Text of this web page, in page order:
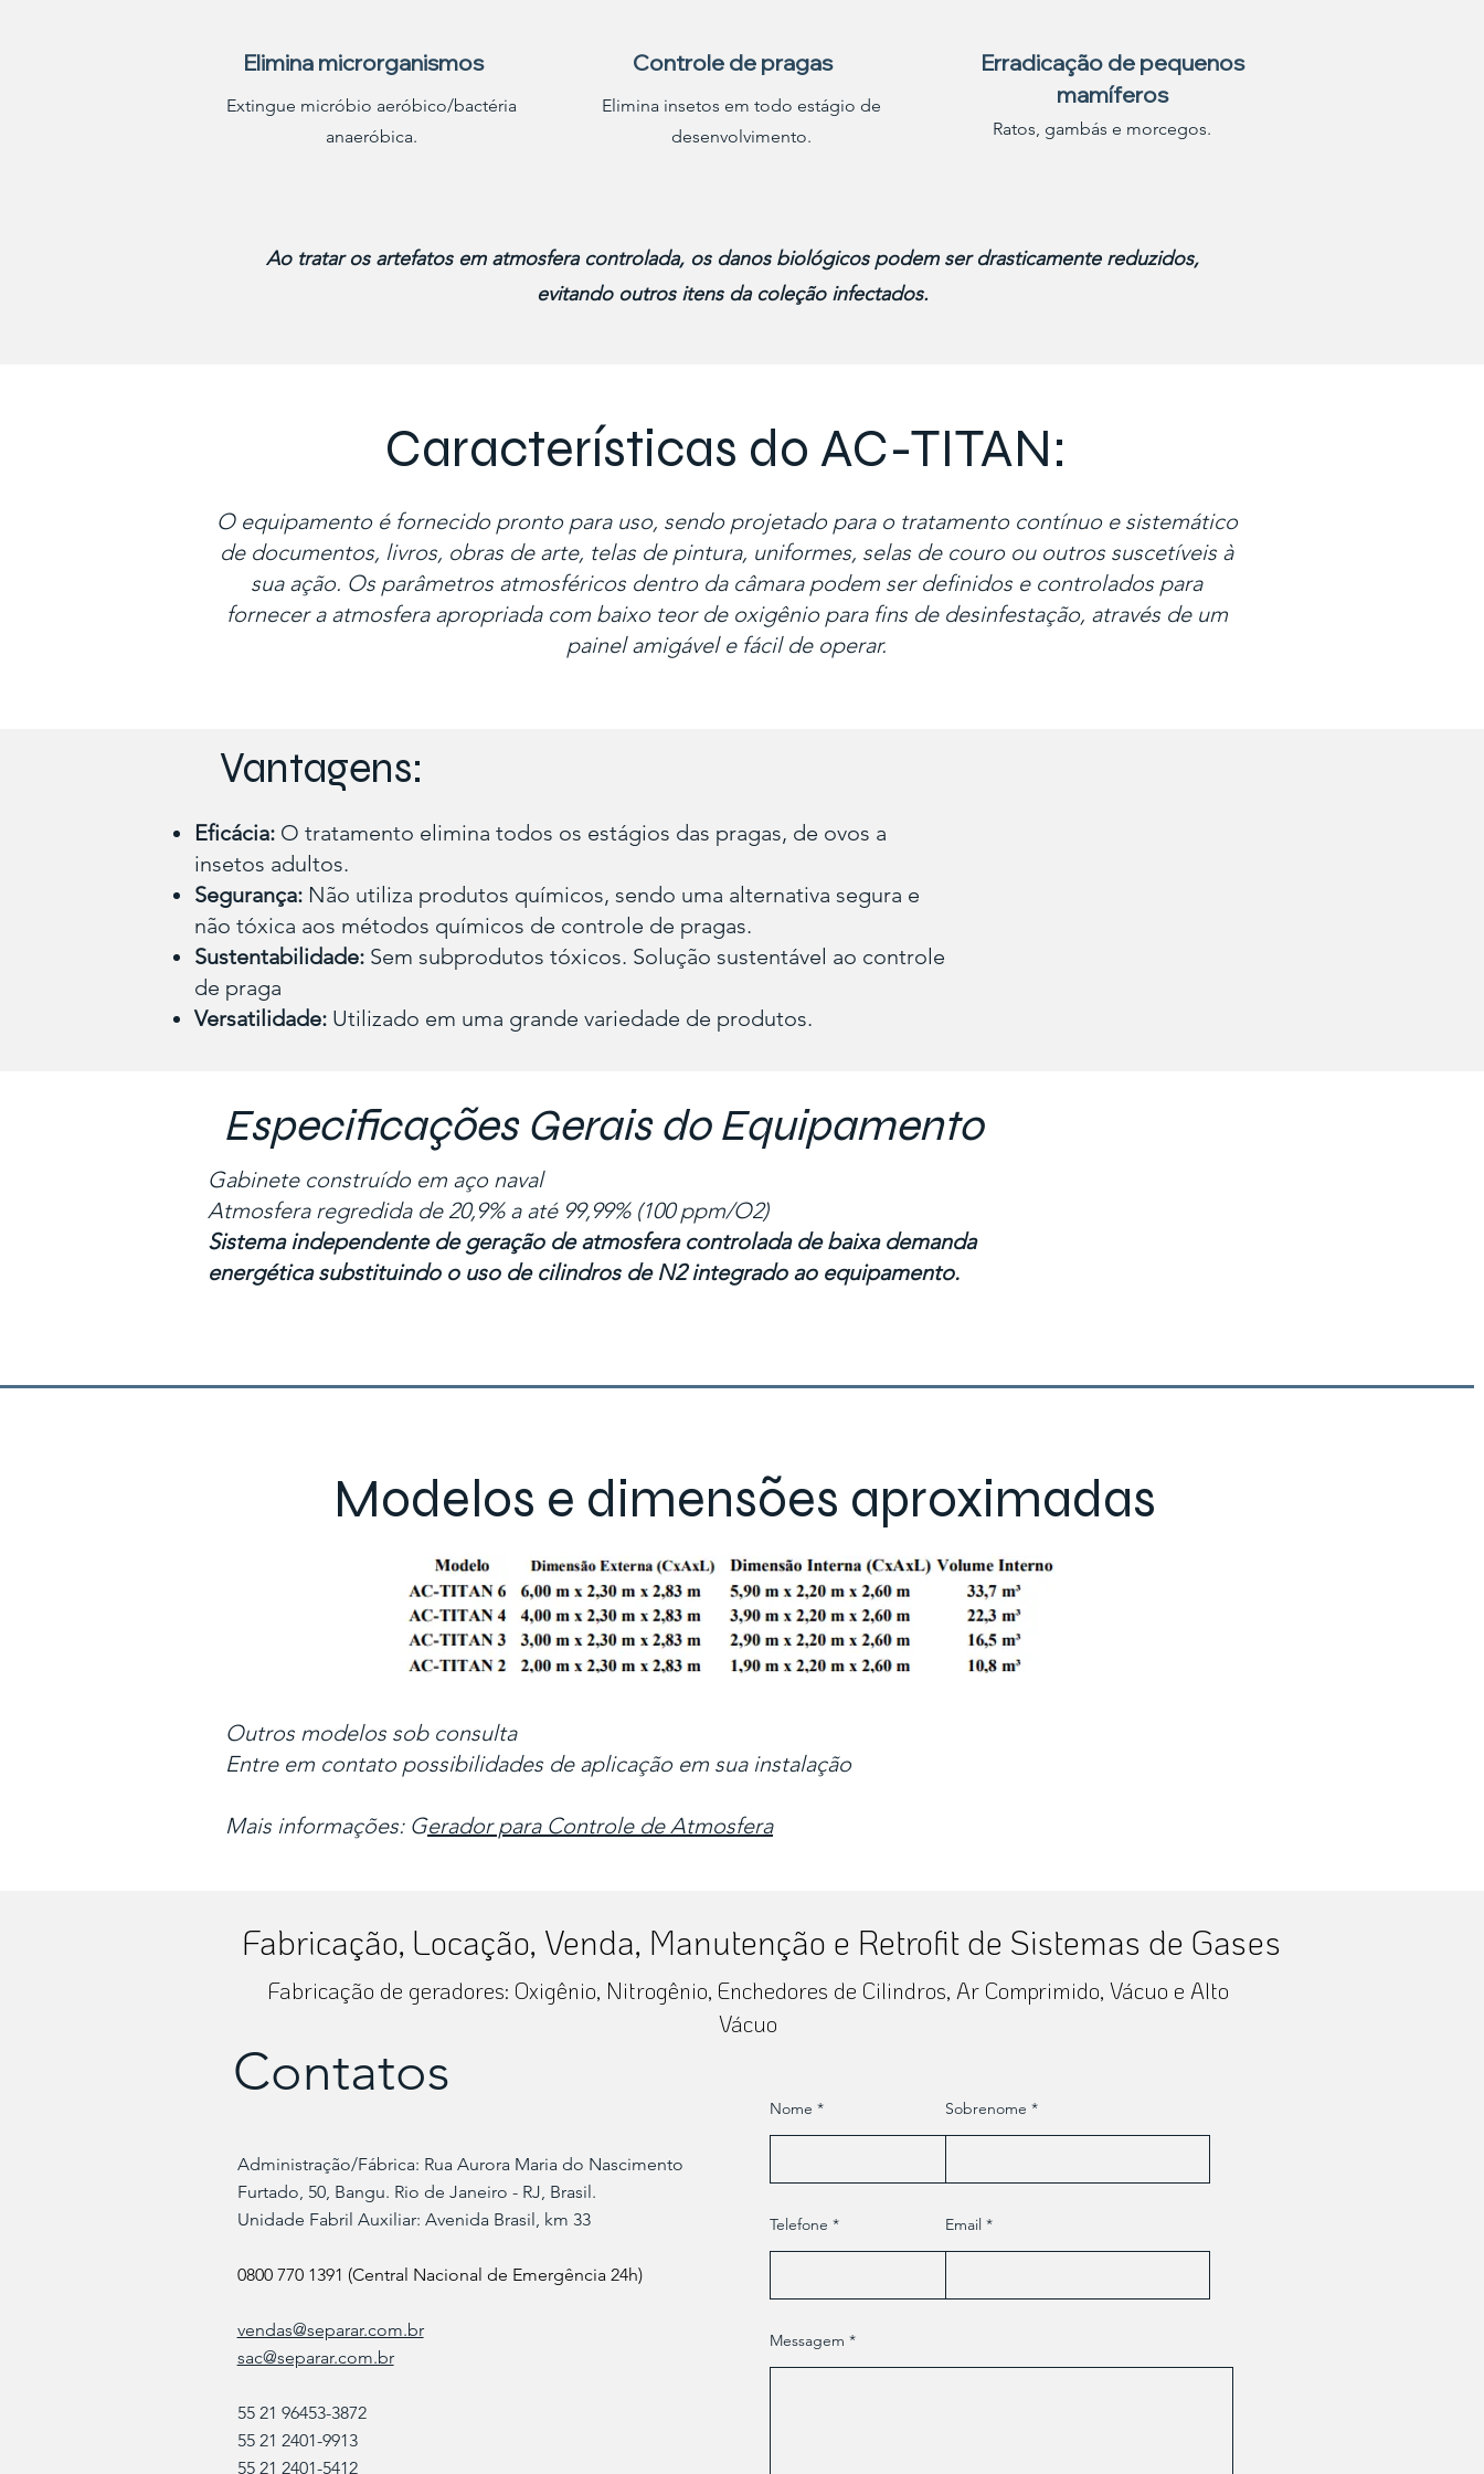
Elimina microrganismos
Extingue micróbio aeróbico/bactéria
anaeróbica.
Controle de pragas
Elimina insetos em todo estágio de
desenvolvimento.
Erradicação de pequenos
mamíferos
Ratos, gambás e morcegos.
Ao tratar os artefatos em atmosfera controlada, os danos biológicos podem ser drasticamente reduzidos,
evitando outros itens da coleção infectados.
Características do AC-TITAN:
O equipamento é fornecido pronto para uso, sendo projetado para o tratamento contínuo e sistemático
de documentos, livros, obras de arte, telas de pintura, uniformes, selas de couro ou outros suscetíveis à
sua ação. Os parâmetros atmosféricos dentro da câmara podem ser definidos e controlados para
fornecer a atmosfera apropriada com baixo teor de oxigênio para fins de desinfestação, através de um
painel amigável e fácil de operar.
Vantagens:
Eficácia: O tratamento elimina todos os estágios das pragas, de ovos a
insetos adultos.
Segurança: Não utiliza produtos químicos, sendo uma alternativa segura e
não tóxica aos métodos químicos de controle de pragas.
Sustentabilidade: Sem subprodutos tóxicos. Solução sustentável ao controle
de praga
Versatilidade: Utilizado em uma grande variedade de produtos.
Especificações Gerais do Equipamento
Gabinete construído em aço naval
Atmosfera regredida de 20,9% a até 99,99% (100 ppm/O2)
Sistema independente de geração de atmosfera controlada de baixa demanda
energética substituindo o uso de cilindros de N2 integrado ao equipamento.
Modelos e dimensões aproximadas
Outros modelos sob consulta
Entre em contato possibilidades de aplicação em sua instalação
Mais informações: Gerador para Controle de Atmosfera
Contatos
Administração/Fábrica: Rua Aurora Maria do Nascimento
Furtado, 50, Bangu. Rio de Janeiro - RJ, Brasil.
​Unidade Fabril Auxiliar: Avenida Brasil, km 33
0800 770 1391 (Central Nacional de Emergência 24h)
vendas@separar.com.br
sac@separar.com.br
55 21 96453-3872
55 21 2401-9913
55 21 2401-5412
Fabricação de geradores: Oxigênio, Nitrogênio, Enchedores de Cilindros, Ar Comprimido, Vácuo e Alto
Vácuo
Nome Sobrenome
Telefone Email
Messagem
Fabricação, Locação, Venda, Manutenção e Retrofit de Sistemas de Gases